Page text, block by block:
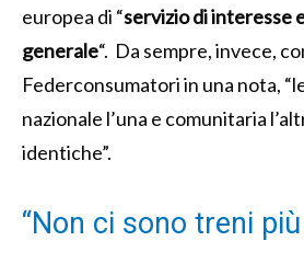
europea di “servizio di interesse
generale“. Da sempre, invece,
Federconsumatori in una nota,
nazionale l’una e comunitaria
identiche”.
“Non ci sono treni